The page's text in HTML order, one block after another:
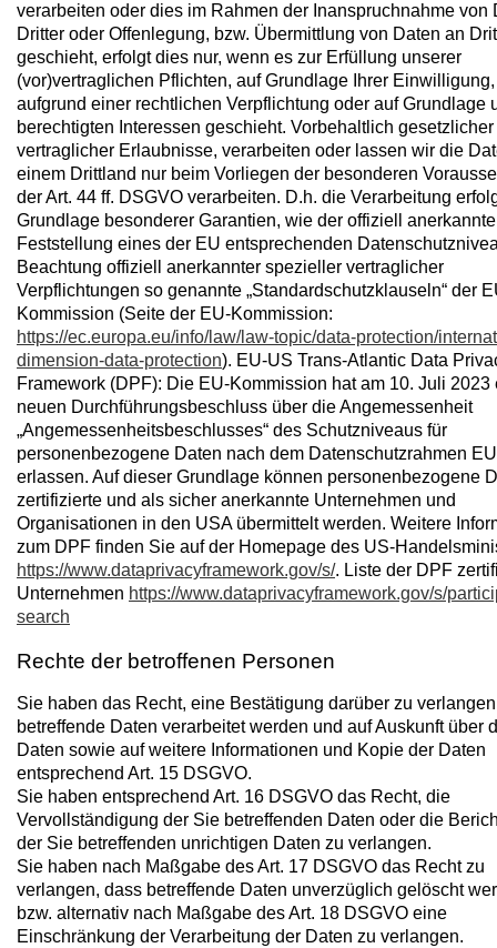
verarbeiten oder dies im Rahmen der Inanspruchnahme von
Dritter oder Offenlegung, bzw. Übermittlung von Daten an
geschieht, erfolgt dies nur, wenn es zur Erfüllung unserer
(vor)vertraglichen Pflichten, auf Grundlage Ihrer Einwilligung,
aufgrund einer rechtlichen Verpflichtung oder auf Grundlage
berechtigten Interessen geschieht. Vorbehaltlich
vertraglicher Erlaubnisse, verarbeiten oder lassen wir die
einem Drittland nur beim Vorliegen der besonderen
der Art. 44 ff. DSGVO verarbeiten. D.h. die Verarbeitung
Grundlage besonderer Garantien, wie der offiziell
Feststellung eines der EU entsprechenden
Beachtung offiziell anerkannter spezieller vertraglicher
Verpflichtungen so genannte „Standardschutzklauseln“ der
Kommission (Seite der EU-Kommission:
https://ec.europa.eu/info/law/law-topic/data-protection/
dimension-data-protection). EU-US Trans-Atlantic Data
Framework (DPF): Die EU-Kommission hat am 10. Juli 2023
neuen Durchführungsbeschluss über die Angemessenheit
„Angemessenheitsbeschlusses“ des Schutzniveaus für
personenbezogene Daten nach dem Datenschutzrahmen
erlassen. Auf dieser Grundlage können personenbezogene
zertifizierte und als sicher anerkannte Unternehmen und
Organisationen in den USA übermittelt werden. Weitere
zum DPF finden Sie auf der Homepage des US-
https://www.dataprivacyframework.gov/s/. Liste der DPF
Unternehmen https://www.dataprivacyframework.gov/s/
search
Rechte der betroffenen Personen
Sie haben das Recht, eine Bestätigung darüber zu
betreffende Daten verarbeitet werden und auf Auskunft über
Daten sowie auf weitere Informationen und Kopie der Daten
entsprechend Art. 15 DSGVO.
Sie haben entsprechend Art. 16 DSGVO das Recht, die
Vervollständigung der Sie betreffenden Daten oder die
der Sie betreffenden unrichtigen Daten zu verlangen.
Sie haben nach Maßgabe des Art. 17 DSGVO das Recht zu
verlangen, dass betreffende Daten unverzüglich gelöscht
bzw. alternativ nach Maßgabe des Art. 18 DSGVO eine
Einschränkung der Verarbeitung der Daten zu verlangen.